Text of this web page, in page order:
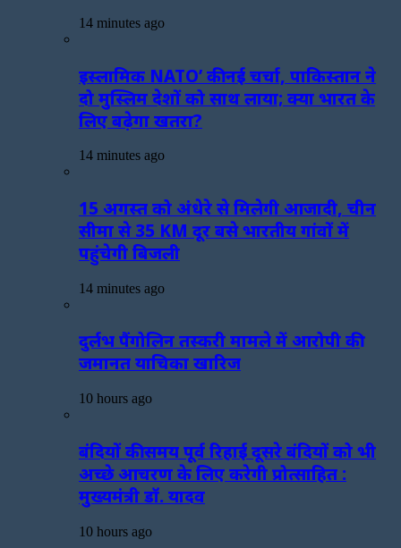
14 minutes ago
इस्लामिक NATO’ की नई चर्चा, पाकिस्तान ने
दो मुस्लिम देशों को साथ लाया; क्या भारत के
लिए बढ़ेगा खतरा?
14 minutes ago
15 अगस्त को अंधेरे से मिलेगी आजादी, चीन
सीमा से 35 KM दूर बसे भारतीय गांवों में
पहुंचेगी बिजली
14 minutes ago
दुर्लभ पैंगोलिन तस्करी मामले में आरोपी की
जमानत याचिका खारिज
10 hours ago
बंदियों की समय पूर्व रिहाई दूसरे बंदियों को भी
अच्छे आचरण के लिए करेगी प्रोत्साहित :
मुख्यमंत्री डॉ. यादव
10 hours ago